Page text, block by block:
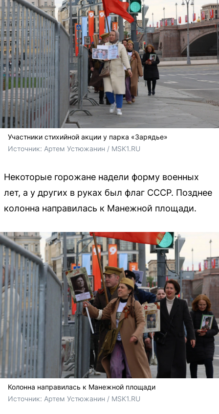
Участники стихийной акции у парка «Зарядье»
Источник: Артем Устюжанин / MSK1.RU
Некоторые горожане надели форму военных
лет, а у других в руках был флаг СССР. Позднее
колонна направилась к Манежной площади.
Колонна направилась к Манежной площади
Источник: Артем Устюжанин / MSK1.RU